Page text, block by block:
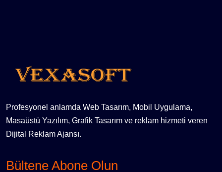
Profesyonel anlamda Web Tasarım, Mobil Uygulama,
Masaüstü Yazılım, Grafik Tasarım ve reklam hizmeti veren
Dijital Reklam Ajansı.
Bültene Abone Olun